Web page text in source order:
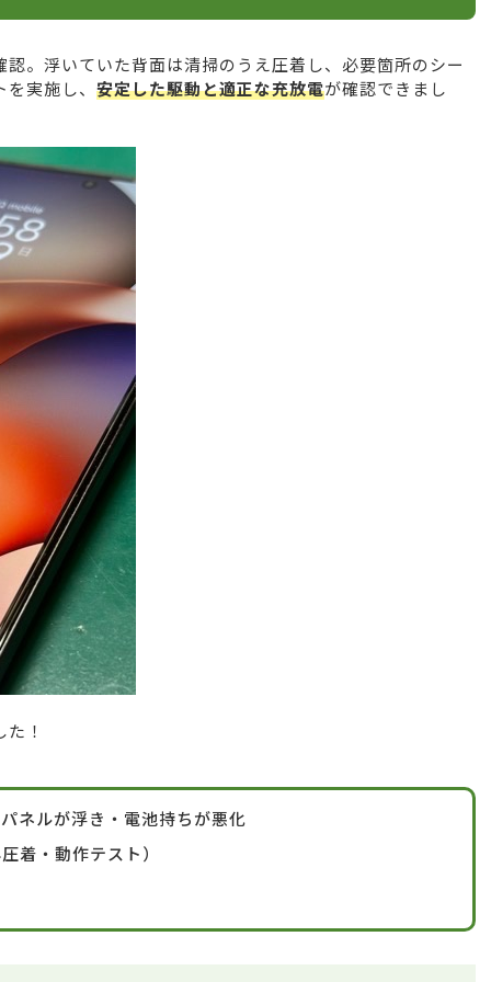
。浮いていた背面は清掃のうえ圧着し、必要箇所のシー
実施し、 安定した駆動と適正な充放電が確認できまし
！
ネルが浮き・電池持ちが悪化
着・動作テスト）